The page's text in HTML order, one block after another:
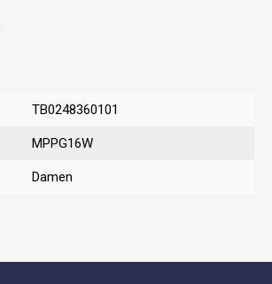
TB0248360101
MPPG16W
Damen